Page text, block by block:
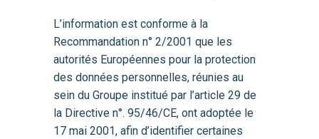
L’information est conforme à la
Recommandation n° 2/2001 que les
autorités Européennes pour la protection
des données personnelles, réunies au
sein du Groupe institué par l’article 29 de
la Directive n°. 95/46/CE, ont adoptée le
17 mai 2001, afin d’identifier certaines